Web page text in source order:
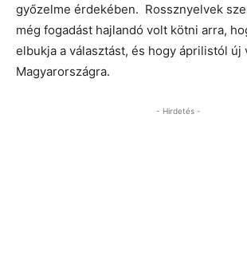
győzelme érdekében. Rossznyelvek
még fogadást hajlandó volt kötni arra,
elbukja a választást, és hogy áprilistól új
Magyarországra.
- Hirdetés -